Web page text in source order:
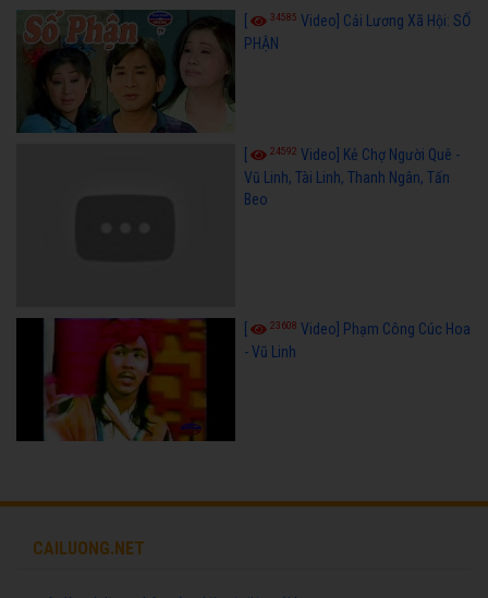
34585 Video] Cải Lương Xã Hội: SỐ
PHẬN
24592 Video] Kẻ Chợ Người Quê -
Vũ Linh, Tài Linh, Thanh Ngân, Tấn
Beo
23608 Video] Phạm Công Cúc Hoa
- Vũ Linh
CAILUONG.NET